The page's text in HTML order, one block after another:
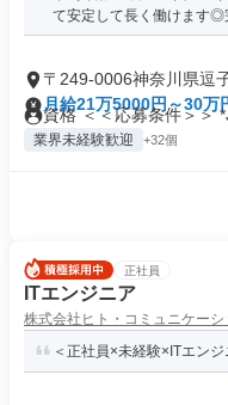
て安定して長く働けます◎
〒249-0006神奈川県逗
月給21万5000円～30万
資格 ＜＜応募条件＞＞
業界未経験歓迎 +32個
正社員
ITエンジニア
株式会社ヒト・コミュニケーシ
＜正社員×未経験×ITエン